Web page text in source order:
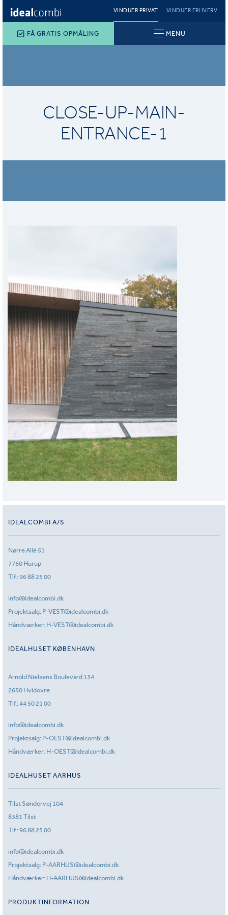
VINDUER PRIVAT VINDUER ERHVERV
FÅ GRATIS OPMÅLING MENU
CLOSE-UP-MAIN-
ENTRANCE-1
IDEALCOMBI A/S
Nørre Allé 51
7760 Hurup
Tlf.:96 88 25 00
info@idealcombi.dk
Projektsalg: P-VEST@idealcombi.dk
Håndværker: H-VEST@idealcombi.dk
IDEALHUSET KØBENHAVN
Arnold Nielsens Boulevard 134
2650 Hvidovre
Tlf.:44 50 21 00
info@idealcombi.dk
Projektsalg: P-OEST@idealcombi.dk
Håndværker: H-OEST@idealcombi.dk
IDEALHUSET AARHUS
Tilst Søndervej 104
8381 Tilst
Tlf.:96 88 25 00
info@idealcombi.dk
Projektsalg: P-AARHUS@idealcombi.dk
Håndværker: H-AARHUS@idealcombi.dk
PRODUKTINFORMATION